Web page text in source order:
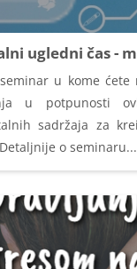
ugledni čas -
u kome ćete
u potpunosti
sadržaja za
o seminaru...